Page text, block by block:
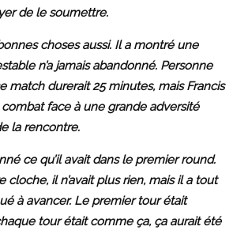
de le soumettre.
choses aussi. Il a montré une
n’a jamais abandonné. Personne
match durerait 25 minutes, mais Francis
face à une grande adversité
la rencontre.
ce qu’il avait dans le premier round.
cloche, il n’avait plus rien, mais il a tout
à avancer. Le premier tour était
tour était comme ça, ça aurait été